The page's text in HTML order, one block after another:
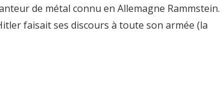
de métal connu en Allemagne Rammstein.
faisait ses discours à toute son armée (la